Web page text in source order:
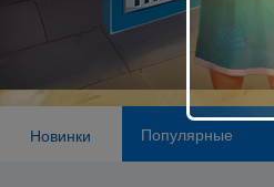
Новинки Популярные